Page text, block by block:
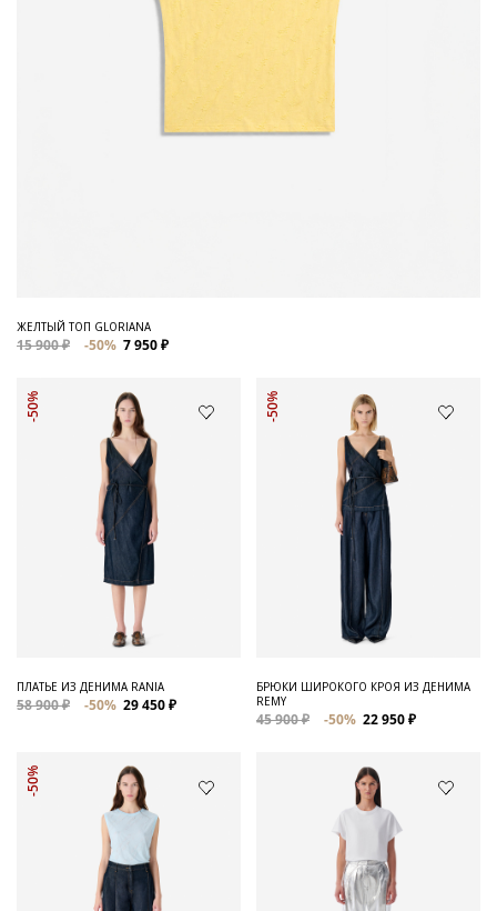
ЖЕЛТЫЙ ТОП GLORIANA
15 900 ₽ -50% 7 950 ₽
-50%
ПЛАТЬЕ ИЗ ДЕНИМА RANIA
58 900 ₽ -50% 29 450 ₽
-50%
БРЮКИ ШИРОКОГО КРОЯ ИЗ ДЕНИМА
REMY
45 900 ₽ -50% 22 950 ₽
-50%